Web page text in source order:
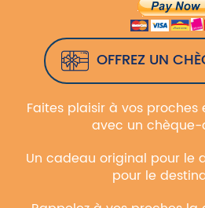
OFFREZ UN
Faites plaisir à vos proches
avec un
Un cadeau original pour le
pour le